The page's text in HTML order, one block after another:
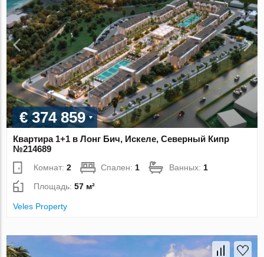
€ 374 859
Квартира 1+1 в Лонг Бич, Искеле, Северный Кипр
№214689
Комнат:2 Спален: 1 Ванных: 1
Площадь:57 м²
Veles Property